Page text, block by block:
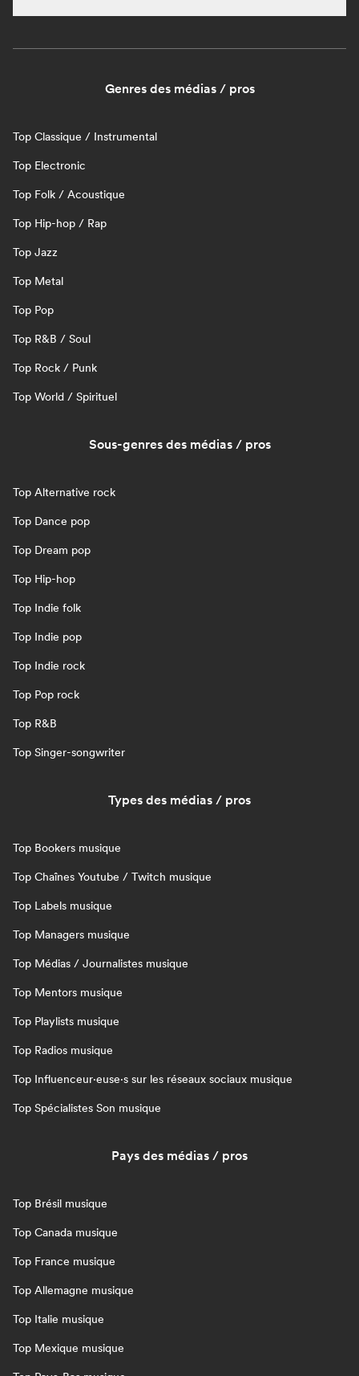
Genres des médias / pros
Top Classique / Instrumental
Top Electronic
Top Folk / Acoustique
Top Hip-hop / Rap
Top Jazz
Top Metal
Top Pop
Top R&B / Soul
Top Rock / Punk
Top World / Spirituel
Sous-genres des médias / pros
Top Alternative rock
Top Dance pop
Top Dream pop
Top Hip-hop
Top Indie folk
Top Indie pop
Top Indie rock
Top Pop rock
Top R&B
Top Singer-songwriter
Types des médias / pros
Top Bookers musique
Top Chaînes Youtube / Twitch musique
Top Labels musique
Top Managers musique
Top Médias / Journalistes musique
Top Mentors musique
Top Playlists musique
Top Radios musique
Top Influenceur·euse·s sur les réseaux sociaux musique
Top Spécialistes Son musique
Pays des médias / pros
Top Brésil musique
Top Canada musique
Top France musique
Top Allemagne musique
Top Italie musique
Top Mexique musique